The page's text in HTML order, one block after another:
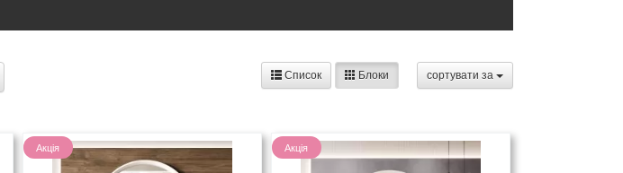
сортувати за
Список Блоки
Акція Акція